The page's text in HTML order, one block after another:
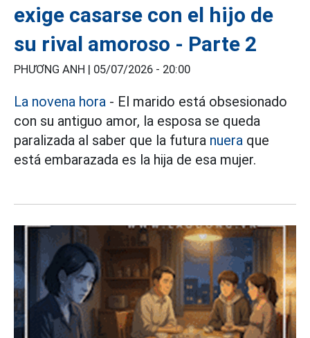
exige casarse con el hijo de
su rival amoroso - Parte 2
PHƯƠNG ANH | 05/07/2026 - 20:00
La novena hora - El marido está obsesionado
con su antiguo amor, la esposa se queda
paralizada al saber que la futura nuera que
está embarazada es la hija de esa mujer.